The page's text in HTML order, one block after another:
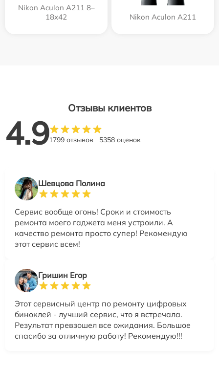
Nikon Aculon A211 8–
18x42
Nikon Aculon A211
Отзывы клиентов
4.91799 отзывов 5358 оценок
Шевцова Полина
Сервис вообще огонь! Сроки и стоимость
ремонта моего гаджета меня устроили. А
качество ремонта просто супер! Рекомендую
этот сервис всем!
Гришин Егор
Этот сервисный центр по ремонту цифровых
биноклей - лучший сервис, что я встречала.
Результат превзошел все ожидания. Большое
спасибо за отличную работу! Рекомендую!!!